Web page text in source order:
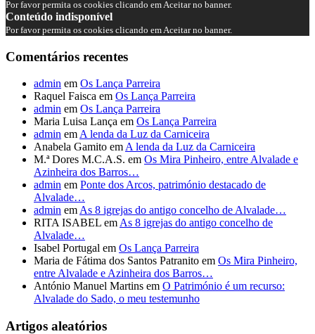
Por favor permita os cookies clicando em Aceitar no banner.
Conteúdo indisponível
Por favor permita os cookies clicando em Aceitar no banner.
Comentários recentes
admin em Os Lança Parreira
Raquel Faisca em Os Lança Parreira
admin em Os Lança Parreira
Maria Luisa Lança em Os Lança Parreira
admin em A lenda da Luz da Carniceira
Anabela Gamito em A lenda da Luz da Carniceira
M.ª Dores M.C.A.S. em Os Mira Pinheiro, entre Alvalade e
Azinheira dos Barros…
admin em Ponte dos Arcos, património destacado de
Alvalade…
admin em As 8 igrejas do antigo concelho de Alvalade…
RITA ISABEL em As 8 igrejas do antigo concelho de
Alvalade…
Isabel Portugal em Os Lança Parreira
Maria de Fátima dos Santos Patranito em Os Mira Pinheiro,
entre Alvalade e Azinheira dos Barros…
António Manuel Martins em O Património é um recurso:
Alvalade do Sado, o meu testemunho
Artigos aleatórios